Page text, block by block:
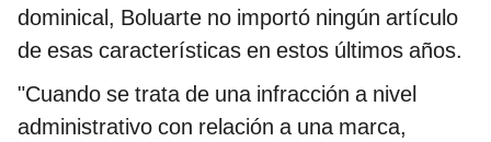
dominical, Boluarte no importó ningún artículo
de esas características en estos últimos años.
"Cuando se trata de una infracción a nivel
administrativo con relación a una marca,